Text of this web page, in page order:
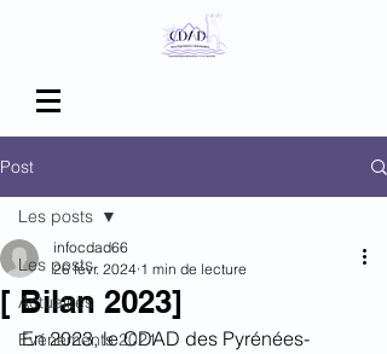
Post
Les posts
Actualités
Evénements 2021
Les posts
[ Bilan 2023]
infocdad66
26 févr. 2024 1 min de lecture
En 2023, le CDAD des Pyrénées-